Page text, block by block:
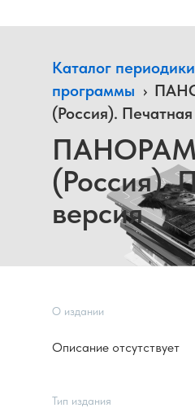
Каталог периодики
программы ›
(Россия).
(Россия).
версия
О издании
Описание отсутствует
Тип издания